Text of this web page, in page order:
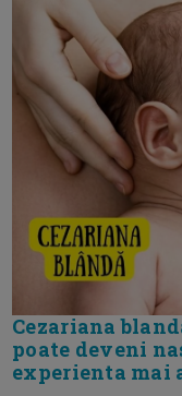
Cezariana
poate deveni
experienta mai